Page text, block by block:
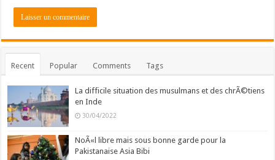
Recent Popular Comments Tags
La difficile situation des musulmans et des chrÃ©tiens
en Inde
30/04/2022
NoÃ«l libre mais sous bonne garde pour la
Pakistanaise Asia Bibi